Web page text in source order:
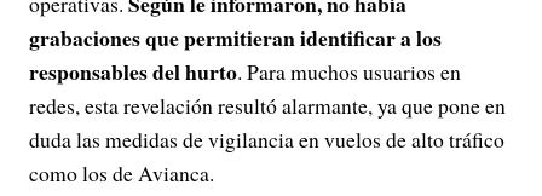
grabaciones que permitieran identificar a los
responsables del hurto. Para muchos usuarios en
redes, esta revelación resultó alarmante, ya que pone en
duda las medidas de vigilancia en vuelos de alto tráfico
como los de Avianca.